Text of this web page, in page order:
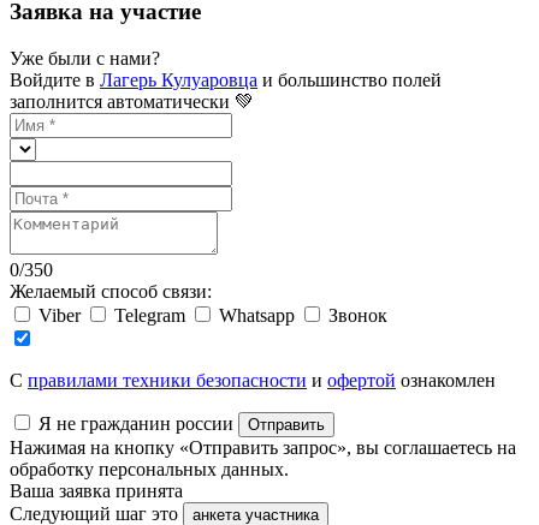
Заявка на участие
Уже были с нами?
Войдите в Лагерь Кулуаровца и большинство полей
заполнится автоматически 💚
0/350
Желаемый способ связи:
Viber
Telegram Whatsapp Звонок
C правилами техники безопасности и офертой ознакомлен
Я не гражданин россии Отправить
Нажимая на кнопку «Отправить запрос», вы соглашаетесь на
обработку персональных данных.
Ваша заявка принята
Следующий шаг это
анкета участника